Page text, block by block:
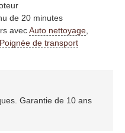
de 20 minutes
avecAuto nettoyage,
Poignée de transport
Garantie de 10 ans